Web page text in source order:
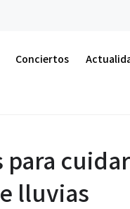
Conciertos
lluvias